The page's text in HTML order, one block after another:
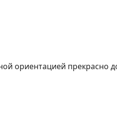
ориентацией